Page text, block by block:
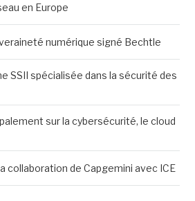
en Europe
numérique signé Bechtle
SSII spécialisée dans la sécurité des
sur la cybersécurité, le cloud
collaboration de Capgemini avec ICE